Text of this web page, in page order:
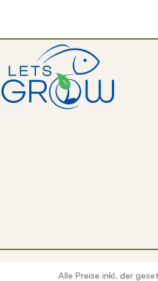
Alle Preise inkl. der